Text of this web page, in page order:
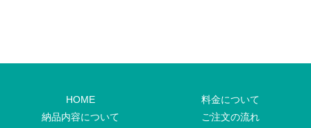
HOME
料金について
納品内容について
ご注文の流れ